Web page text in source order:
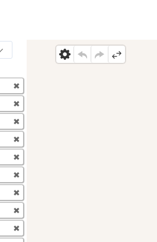
✖
✖
✖
✖
✖
✖
✖
✖
✖